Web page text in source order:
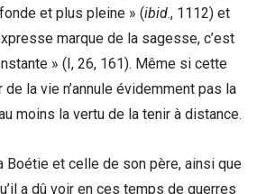
et plus pleine » (ibid., 1112) et
marque de la sagesse, c’est
» (I, 26, 161). Même si cette
la vie n’annule évidemment pas la
moins la vertu de la tenir à distance.
Boétie et celle de son père, ainsi que
a dû voir en ces temps de guerres